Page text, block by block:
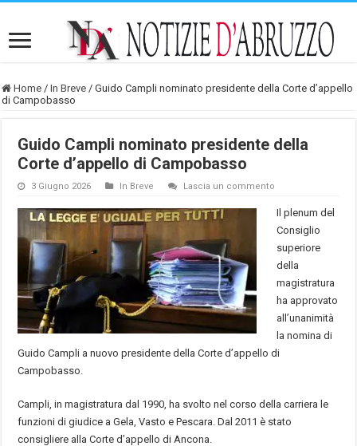
Home / In Breve / Guido Campli nominato presidente della Corte d’appello
di Campobasso
Guido Campli nominato presidente della
Corte d’appello di Campobasso
3 Giugno 2026 In Breve Lascia un commento
Il plenum del
Consiglio
superiore
della
magistratura
ha approvato
all’unanimità
la nomina di
Guido Campli a nuovo presidente della Corte d’appello di
Campobasso.
Campli, in magistratura dal 1990, ha svolto nel corso della carriera le
funzioni di giudice a Gela, Vasto e Pescara. Dal 2011 è stato
consigliere alla Corte d’appello di Ancona.